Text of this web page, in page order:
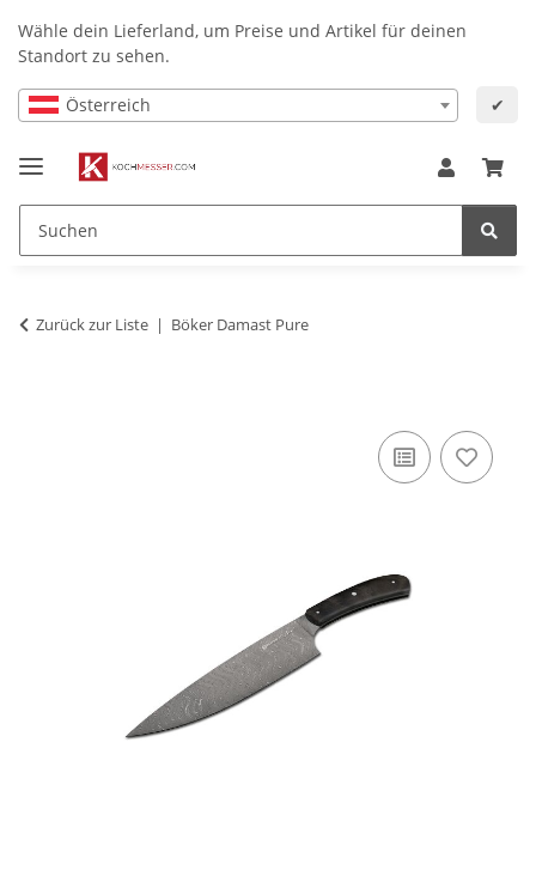
Wähle dein Lieferland, um Preise und Artikel für deinen
Standort zu sehen.
Österreich ✔
Zurück zur Liste Böker Damast Pure